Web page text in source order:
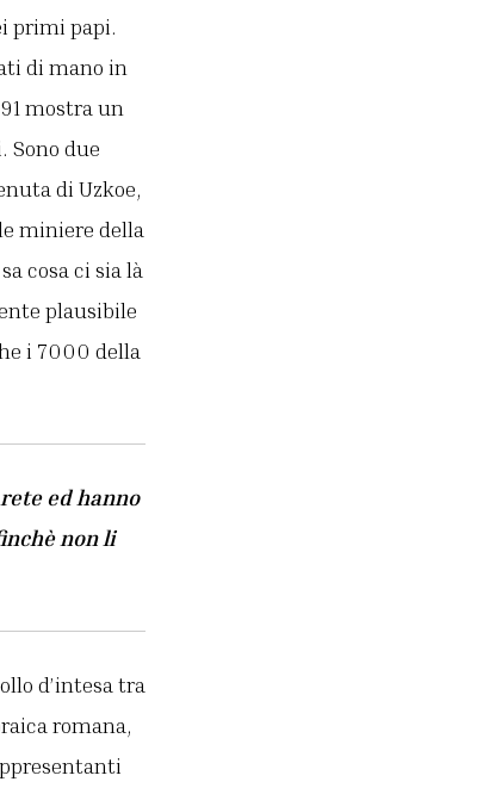
primi papi.
di mano in
mostra un
due
di Uzkoe,
miniere della
cosa ci sia là
plausibile
i 7000 della
ed hanno
non li
d’intesa tra
romana,